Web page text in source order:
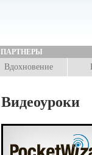
ПАРТНЕРЫ
Вдохновение
Видеоуроки